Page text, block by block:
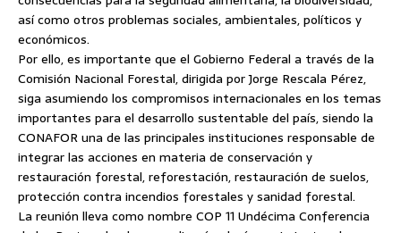
así como otros problemas sociales, ambientales, políticos y
económicos.
Por ello, es importante que el Gobierno Federal a través de la
Comisión Nacional Forestal, dirigida por Jorge Rescala Pérez,
siga asumiendo los compromisos internacionales en los temas
importantes para el desarrollo sustentable del país, siendo la
CONAFOR una de las principales instituciones responsable de
integrar las acciones en materia de conservación y
restauración forestal, reforestación, restauración de suelos,
protección contra incendios forestales y sanidad forestal.
La reunión lleva como nombre COP 11 Undécima Conferencia